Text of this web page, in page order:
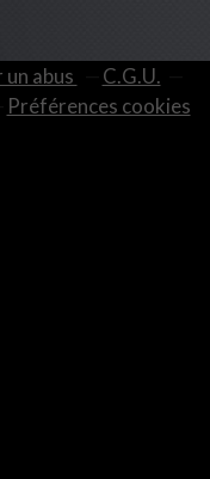
abus
C.G.U.
Préférences cookies